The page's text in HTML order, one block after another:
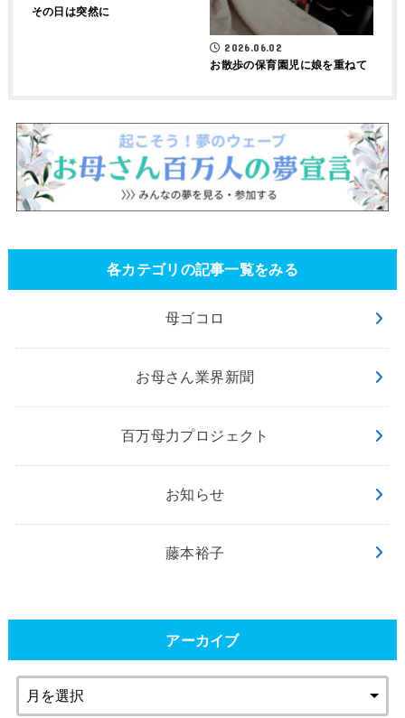
その日は突然に
2026.06.02
お散歩の保育園児に娘を重ねて
各カテゴリの記事一覧をみる
母ゴコロ
お母さん業界新聞
百万母力プロジェクト
お知らせ
藤本裕子
アーカイブ